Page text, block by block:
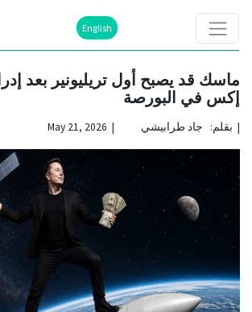
English
ماسك قد يصبح أول تريليونير بعد
إكس في البورصة
| بقلم: جاد طرابيشي | May 21, 2026